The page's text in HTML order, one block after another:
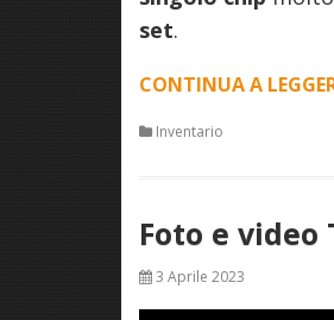
set.
CONTINUA A
Inventario
Foto e video
3 Aprile 2023